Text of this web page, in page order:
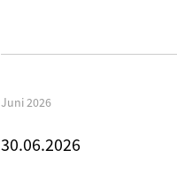
Juni 2026
30.06.2026